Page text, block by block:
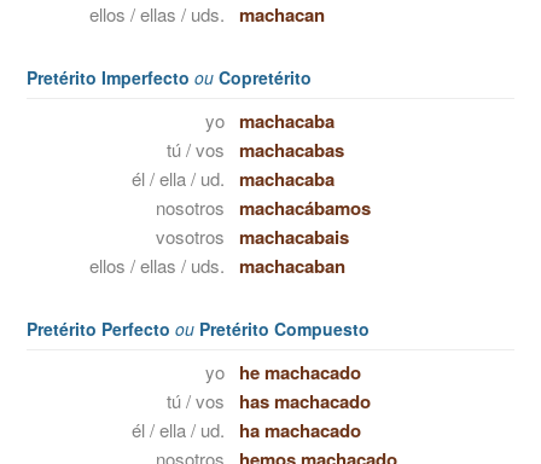
ellos / ellas / uds. machacan
Pretérito Imperfecto ou Copretérito
yo machacaba
tú / vos machacabas
él / ella / ud. machacaba
nosotros machacábamos
vosotros machacabais
ellos / ellas / uds. machacaban
Pretérito Perfecto ou Pretérito Compuesto
yo he machacado
tú / vos has machacado
él / ella / ud. ha machacado
nosotros